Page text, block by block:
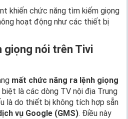
khiến chức năng tìm kiếm giọng
hoạt động như các thiết bị
giọng nói trên Tivi
mất chức năng ra lệnh giọng
biệt là các dòng TV nội địa Trung
là do thiết bị không tích hợp sẵn
vụ Google (GMS). Điều này